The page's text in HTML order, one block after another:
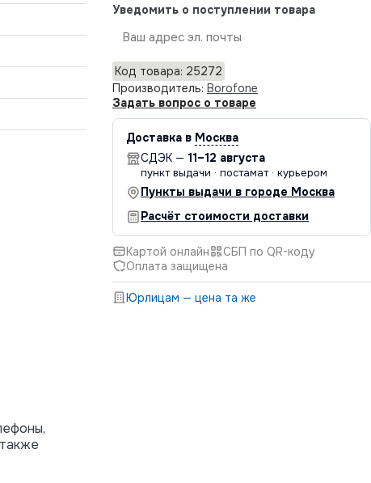
Уведомить о поступлении товара
Код товара: 25272
Производитель: Borofone
Задать вопрос о товаре
Доставка в Москва
СДЭК — 11–12 августа
пункт выдачи · постамат · курьером
Пункты выдачи в городе Москва
Расчёт стоимости доставки
Картой онлайн
СБП по QR-коду
Оплата защищена
Юрлицам — цена та же